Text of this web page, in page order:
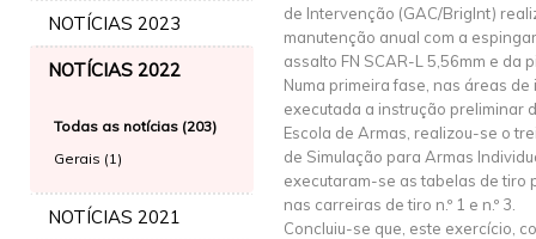
NOTÍCIAS 2023
NOTÍCIAS 2022
Todas as notícias (203)
Gerais (1)
NOTÍCIAS 2021
de Intervenção (GAC/BrigInt)
manutenção anual com a
assalto FN SCAR-L 5,56mm e da
Numa primeira fase, nas áreas
executada a instrução preliminar
Escola de Armas, realizou-se o
de Simulação para Armas
executaram-se as tabelas de tiro
nas carreiras de tiro n.º 1 e n.º 3.
Concluiu-se que, este exercício,